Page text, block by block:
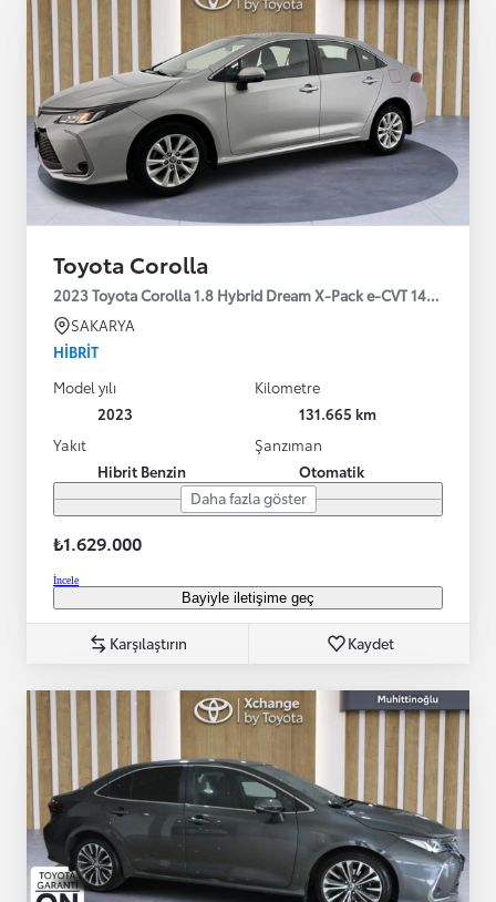
Toyota Corolla
2023 Toyota Corolla 1.8 Hybrid Dream X-Pack e-CVT 140HP
SAKARYA
HIBRIT
Model yılı
2023
Kilometre
131.665 km
Yakıt
Hibrit Benzin
Şanzıman
Otomatik
Daha fazla göster
₺1.629.000
İncele
Bayiyle iletişime geç
Karşılaştırın Kaydet